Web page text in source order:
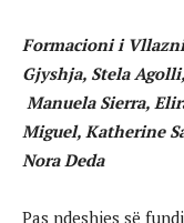
Formacioni i
Gjyshja, Stela
Manuela Sierra,
Miguel, Katherine
Nora Deda
Pas ndeshjes së